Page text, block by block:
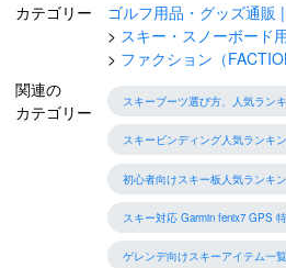
カテゴリー
ゴルフ用品・グッズ通販
スキー・スノーボード
ファクション（
関連の
カテゴリー
スキーブーツ選び方、人気ラン
スキービンディング人気ランキ
初心者向けスキー板人気ランキ
スキー対応 Garmin fenix7 GPS
ゲレンデ向けスキーアイテム一覧